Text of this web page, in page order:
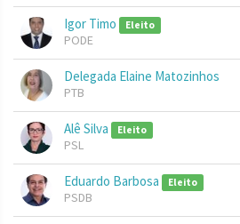
Igor Timo Eleito
PODE
Delegada Elaine Matozinhos
PTB
Alê Silva Eleito
PSL
Eduardo Barbosa Eleito
PSDB